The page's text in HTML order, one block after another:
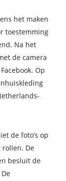
het maken
toestemming
Na het
de camera
Op
de foto’s op
rollen. De
besluit de